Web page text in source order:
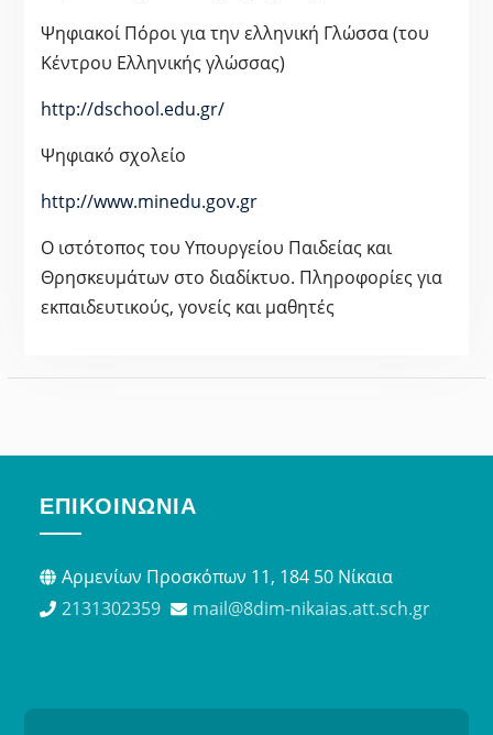
Ψηφιακοί Πόροι για την ελληνική Γλώσσα (του
Κέντρου Ελληνικής γλώσσας)
http://dschool.edu.gr/
Ψηφιακό σχολείο
http://www.minedu.gov.gr
Ο ιστότοπος του Υπουργείου Παιδείας και
Θρησκευμάτων στο διαδίκτυο. Πληροφορίες για
εκπαιδευτικούς, γονείς και μαθητές
ΕΠΙΚΟΙΝΩΝΊΑ
Αρμενίων Προσκόπων 11, 184 50 Νίκαια
2131302359
mail@8dim-nikaias.att.sch.gr